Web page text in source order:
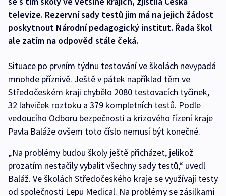
televize. Rezervní sady testů jim má na jejich žádost
poskytnout Národní pedagogický institut. Řada škol
ale zatím na odpověď stále čeká.
Situace po prvním týdnu testování ve školách nevypadá
mnohde příznivě. Ještě v pátek například těm ve
Středočeském kraji chybělo 2080 testovacích tyčinek,
32 lahviček roztoku a 379 kompletních testů. Podle
vedoucího Odboru bezpečnosti a krizového řízení kraje
Pavla Baláže ovšem toto číslo nemusí být konečné.
„Na problémy budou školy ještě přicházet, jelikož
prozatím nestačily vybalit všechny sady testů,“ uvedl
Baláž. Ve školách Středočeského kraje se využívají testy
od společnosti Lepu Medical. Na problémy se zásilkami